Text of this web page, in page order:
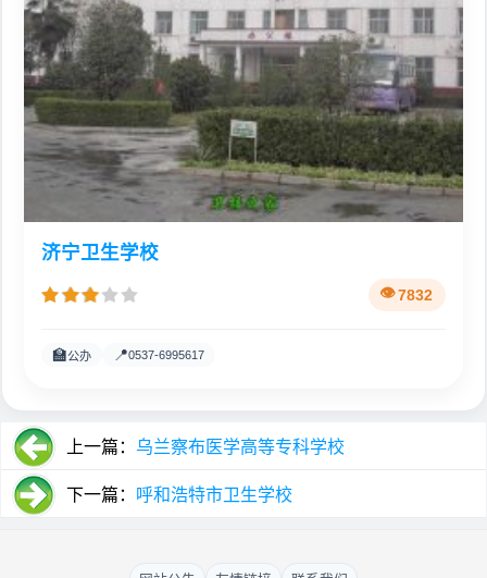
济宁卫生学校
7832
🏫公办 📍0537-6995617
上一篇： 乌兰察布医学高等专科学校
下一篇： 呼和浩特市卫生学校